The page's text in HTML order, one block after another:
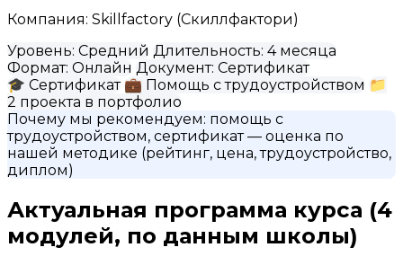
Компания: Skillfactory (Скиллфактори)
Уровень: Средний Длительность: 4 месяца
Формат: Онлайн Документ: Сертификат
🎓 Сертификат 💼 Помощь с трудоустройством 📁
2 проекта в портфолио
Почему мы рекомендуем: помощь с
трудоустройством, сертификат— оценка по
нашей методике (рейтинг, цена, трудоустройство,
диплом)
Актуальная программа курса (4
модулей, по данным школы)